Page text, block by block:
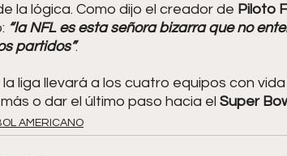
la lógica. Como dijo el creador de Piloto
“la NFL es esta señora bizarra que no
partidos”.
la liga llevará a los cuatro equipos con
o dar el último paso hacia el Super
AMERICANO